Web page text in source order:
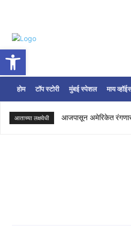
Open toolbar
होम टॉप स्टोरी मुंबई स्पेशल माय
आताच्या लक्षवेधी आजपासून अमेरिकेत रंगणार